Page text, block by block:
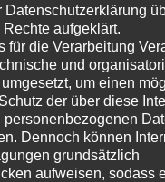
Let’s
FreeBSD
6. März 2018
In "FreeBSD"
Datenschutzerklärung
aufgeklärt.
für die Verarbeitung
und
um einen
der über diese
personenbezogenen
Dennoch können
grundsätzlich
aufweisen, sodass